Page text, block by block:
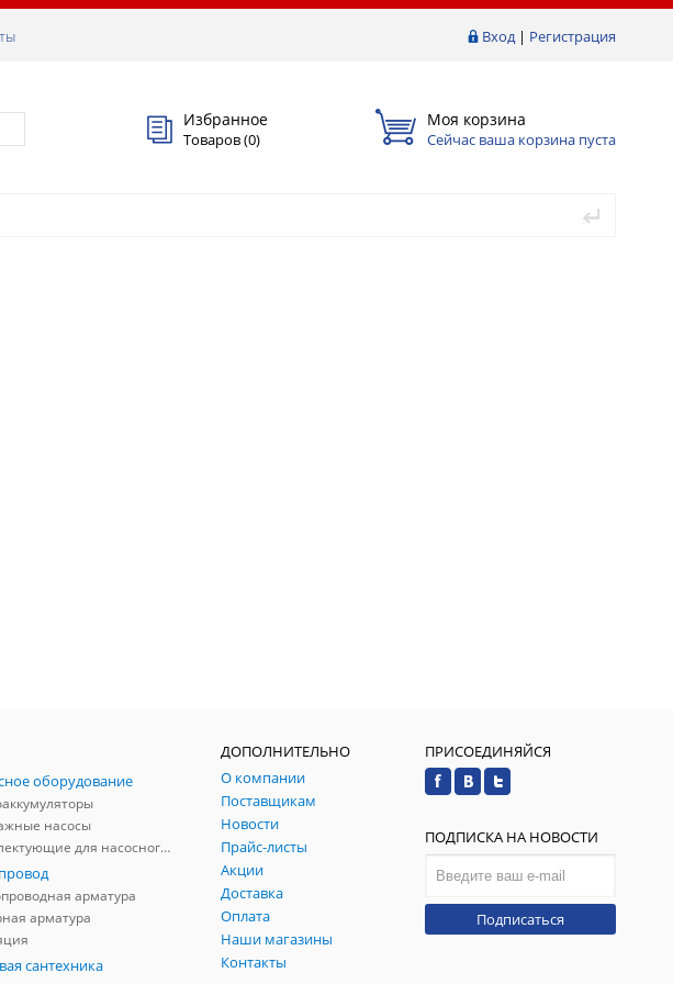
Вход| Регистрация
Избранное
Товаров (0)
Моя корзина
Сейчас ваша корзина пуста
оборудование
насосы
Комплектующие для насосного оборудования
арматура
арматура
сантехника
ДОПОЛНИТЕЛЬНО
О компании
Поставщикам
Новости
Прайс-листы
Акции
Доставка
Оплата
Наши магазины
Контакты
ПРИСОЕДИНЯЙСЯ
ПОДПИСКА НА НОВОСТИ
Подписаться